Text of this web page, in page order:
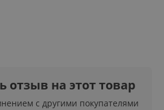
отзыв на этот товар
с другими покупателями